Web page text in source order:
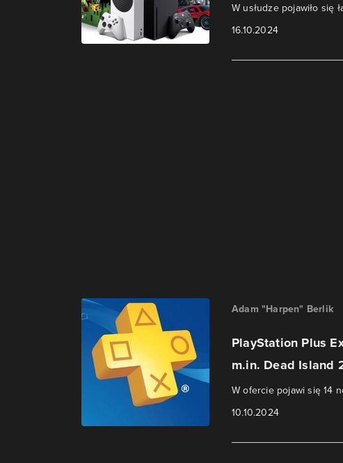
W usłudze pojawiło się
16.10.2024
Adam "Harpen" Berlik
PlayStation Plus
m.in. Dead Island
W ofercie pojawi się 14
10.10.2024